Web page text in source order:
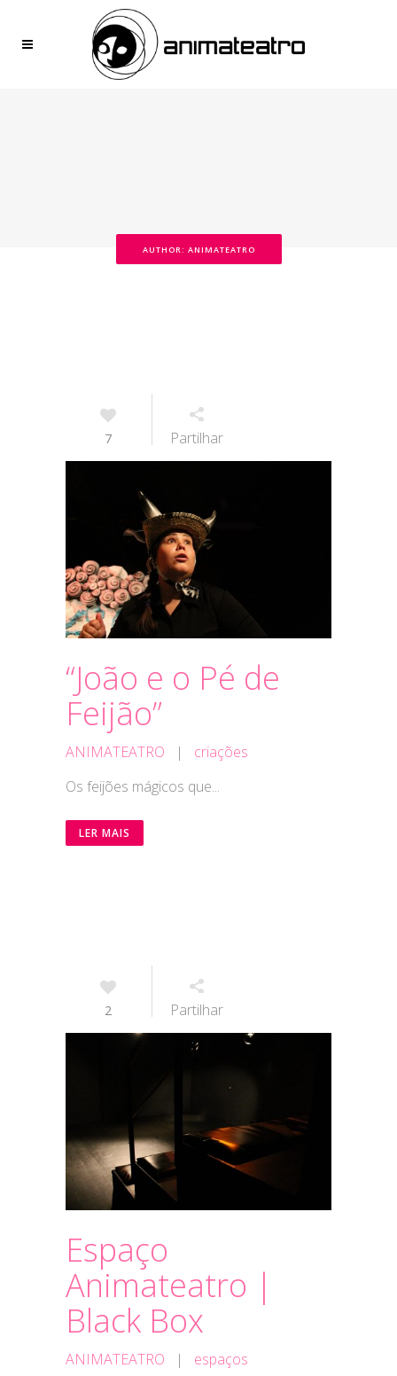
AUTHOR: ANIMATEATRO
7 Partilhar
“João e o Pé de
Feijão”
ANIMATEATRO | criações
Os feijões mágicos que...
LER MAIS
2 Partilhar
Espaço
Animateatro |
Black Box
ANIMATEATRO | espaços